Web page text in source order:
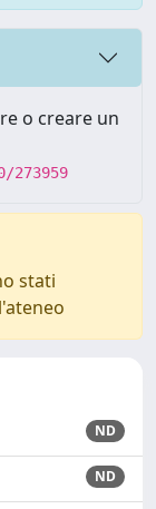
o creare un
stati
ND
ND